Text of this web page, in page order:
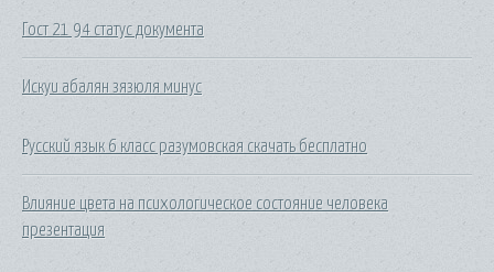
Гост 21 94 статус документа
Искуи абалян зязюля минус
Русский язык 6 класс разумовская скачать бесплатно
Влияние цвета на психологическое состояние человека
презентация